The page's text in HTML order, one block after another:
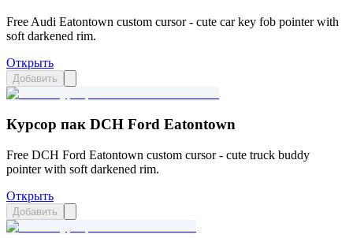
Free Audi Eatontown custom cursor - cute car key fob pointer with
soft darkened rim.
Открыть
Добавить
Курсор пак DCH Ford Eatontown
Free DCH Ford Eatontown custom cursor - cute truck buddy
pointer with soft darkened rim.
Открыть
Добавить